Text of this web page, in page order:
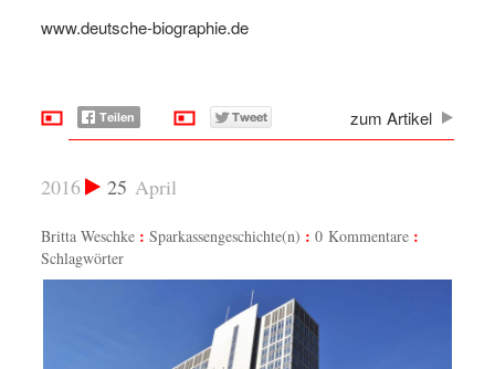
www.deutsche-biographie.de
zum Artikel
25 April
2016
Britta Weschke Sparkassengeschichte(n)
0 Kommentare
Schlagwörter